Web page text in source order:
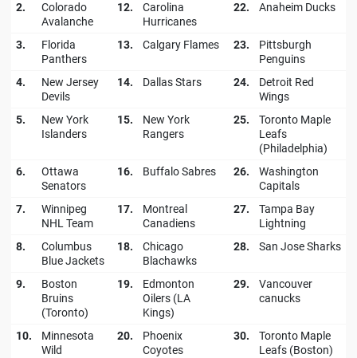
2.
Colorado
Avalanche
12.
Carolina
Hurricanes
22. Anaheim Ducks
3.
Florida
Panthers
13. Calgary Flames 23.
Pittsburgh
Penguins
4.
New Jersey
Devils
14. Dallas Stars 24.
Detroit Red
Wings
5.
New York
Islanders
15.
New York
Rangers
25.
Toronto Maple
Leafs
(Philadelphia)
6.
Ottawa
Senators
16. Buffalo Sabres 26.
Washington
Capitals
7.
Winnipeg
NHL Team
17.
Montreal
Canadiens
27.
Tampa Bay
Lightning
8.
Columbus
Blue Jackets
18.
Chicago
Blachawks
28. San Jose Sharks
9.
Boston
Bruins
(Toronto)
19.
Edmonton
Oilers (LA
Kings)
29.
Vancouver
canucks
10.
Minnesota
Wild
20.
Phoenix
Coyotes
30.
Toronto Maple
Leafs (Boston)